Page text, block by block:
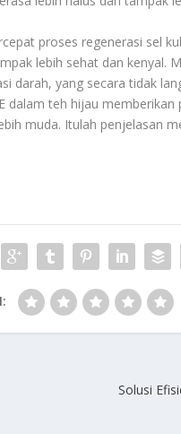
proses regenerasi sel
lebih sehat dan kenyal.
darah, yang secara tidak
dalam teh hijau memberikan
muda. Itulah penjelasan
Solusi